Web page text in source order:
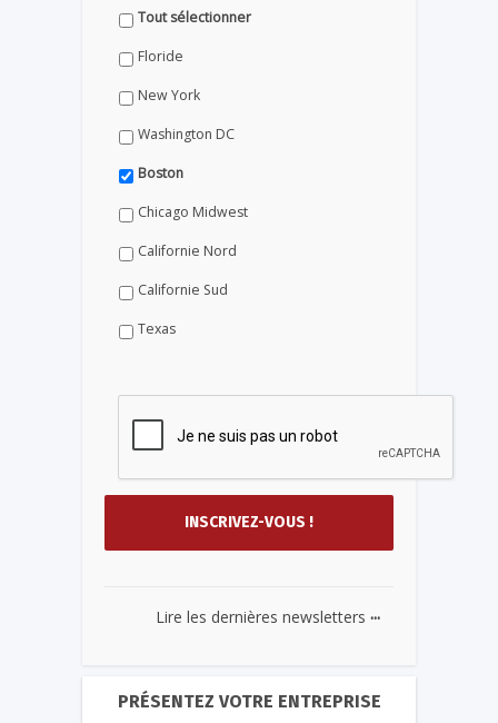
Tout sélectionner
Floride
New York
Washington DC
Boston
Chicago Midwest
Californie Nord
Californie Sud
Texas
Lire les dernières newsletters ...
PRÉSENTEZ VOTRE ENTREPRISE